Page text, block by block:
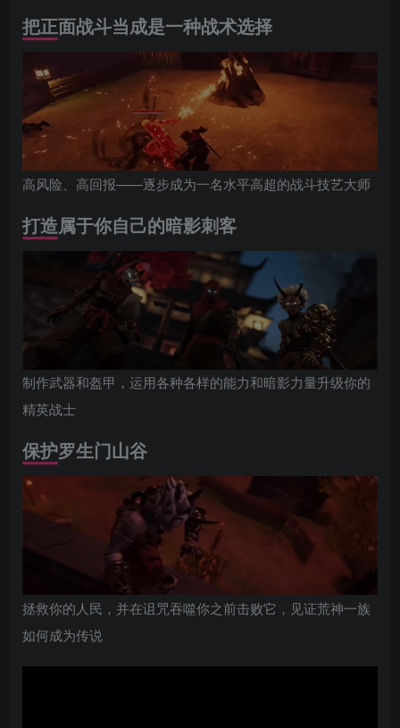
把正面战斗当成是一种战术选择
高风险、高回报——逐步成为一名水平高超的战斗技艺大师
打造属于你自己的暗影刺客
制作武器和盔甲，运用各种各样的能力和暗影力量升级你的
精英战士
保护罗生门山谷
拯救你的人民，并在诅咒吞噬你之前击败它，见证荒神一族
如何成为传说